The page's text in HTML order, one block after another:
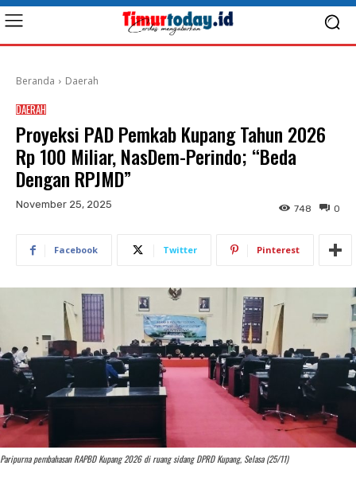
Beranda Daerah
DAERAH
Proyeksi PAD Pemkab Kupang Tahun 2026
Rp 100 Miliar, NasDem-Perindo; “Beda
Dengan RPJMD”
November 25, 2025 0
748
Facebook Twitter Pinterest
Paripurna pembahasan RAPBD Kupang 2026 di ruang sidang DPRD Kupang, Selasa (25/11)